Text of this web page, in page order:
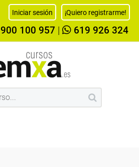
Iniciar sesión ¡Quiero registrarme!
900 100 957 619 926 324